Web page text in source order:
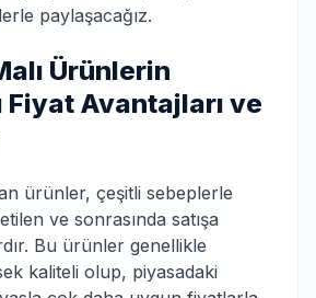
paylaşacağız.
Ürünlerin
Fiyat Avantajları ve
ürünler, çeşitli sebeplerle
ve sonrasında satışa
Bu ürünler genellikle
kaliteli olup, piyasadaki